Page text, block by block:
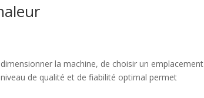
la machine, de choisir un emplacement
de qualité et de fiabilité optimal permet